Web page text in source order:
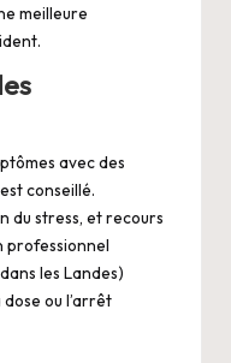
meilleure
avec des
conseillé.
du stress, et recours
professionnel
les Landes)
ou l’arrêt